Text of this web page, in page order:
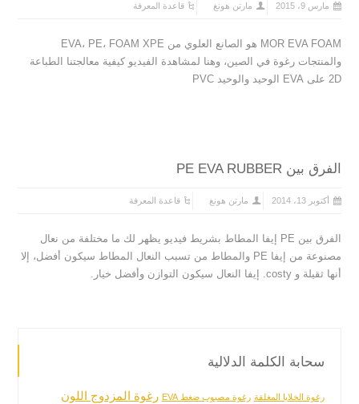
مارس 9، 2015 مارتن هونغ قاعدة المعرفة
MOR EVA FOAM هو الصانع العلوي من EVA، PE، FOAM XPE
والمنتجات رغوة في الصين، وهنا لمشاهدة الفيديو كيفية معالجتنا الطباعة
2D على EVA الوحيد والوحيد PVC
الفرق بين PE EVA RUBBER
أكتوبر 13، 2014 مارتن هونغ قاعدة المعرفة
الفرق بين PE إيفا المطاط بشريط فيديو يظهر لك ما مختلفة من نعال
مصنوعة من إيفا PE والمطاط من تسبب النعال المطاط سيكون أفضل، إلا
أنها ثقيلة و costy. إيفا النعال سيكون التوازن وأفضل خيار.
سحابة الكلمة الدلالية
رغوة الخلايا المغلقة رغوة مصبوب ضغط EVA
رغوة المزدوج اللون